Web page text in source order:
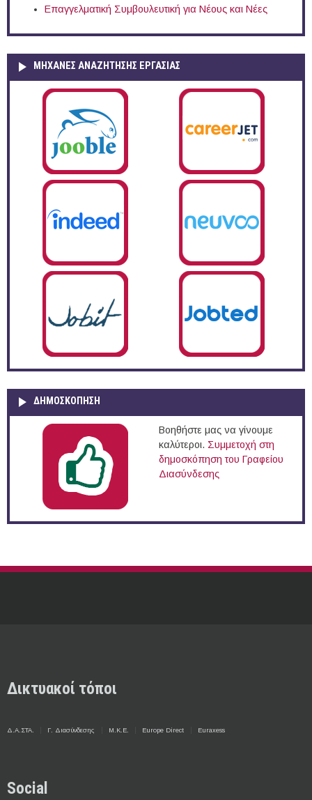
Επαγγελματική Συμβουλευτική για Νέους και Νέες
ΜΗΧΑΝΕΣ ΑΝΑΖΗΤΗΣΗΣ ΕΡΓΑΣΙΑΣ
ΔΗΜΟΣΚΌΠΗΣΗ
Βοηθήστε μας να γίνουμε
καλύτεροι. Συμμετοχή στη
δημοσκόπηση του Γραφείου
Διασύνδεσης
Δικτυακοί τόποι
Δ.Α.ΣΤΑ. Γ. Διασύνδεσης Μ.Κ.Ε. Europe Direct Euraxess
Social